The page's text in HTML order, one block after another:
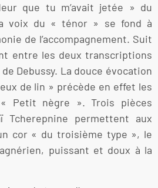
que tu m’avait jetée » du
voix du « ténor » se fond à
de l’accompagnement. Suit
entre les deux transcriptions
Debussy. La douce évocation
de lin » précède en effet les
« Petit nègre ». Trois pièces
Tcherepnine permettent aux
cor « du troisième type », le
puissant et doux à la